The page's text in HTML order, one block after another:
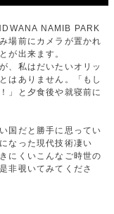
NAMIB PARK
場前にカメラが置かれ
が出来ます。
、私はだいたいオリッ
はありません。「もし
」と夕食後や就寝前に
国だと勝手に思ってい
なった現代技術凄い
にくいこんなご時世の
非覗いてみてくださ